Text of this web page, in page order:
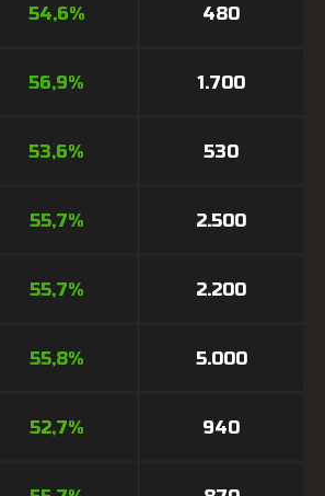
54,6% 480
56,9% 1.700
53,6% 530
55,7% 2.500
55,7% 2.200
55,8% 5.000
52,7% 940